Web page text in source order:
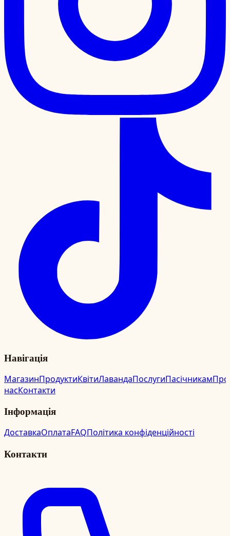
Навігація
МагазинПродуктиКвітиЛавандаПослугиПасічникамПро
насКонтакти
Інформація
ДоставкаОплатаFAQПолітика конфіденційності
Контакти